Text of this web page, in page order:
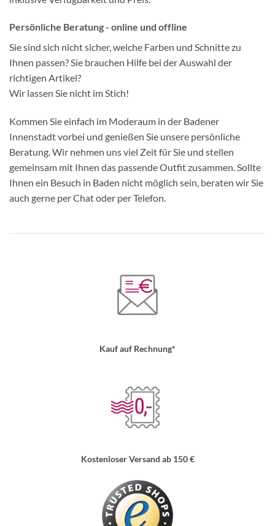
Persönliche Beratung - online und offline
Sie sind sich nicht sicher, welche Farben und Schnitte zu
Ihnen passen? Sie brauchen Hilfe bei der Auswahl der
richtigen Artikel?
Wir lassen Sie nicht im Stich!
Kommen Sie einfach im Moderaum in der Badener
Innenstadt vorbei und genießen Sie unsere persönliche
Beratung. Wir nehmen uns viel Zeit für Sie und stellen
gemeinsam mit Ihnen das passende Outfit zusammen. Sollte
Ihnen ein Besuch in Baden nicht möglich sein, beraten wir Sie
auch gerne per Chat oder per Telefon.
Kauf auf Rechnung*
Kostenloser Versand ab 150 €